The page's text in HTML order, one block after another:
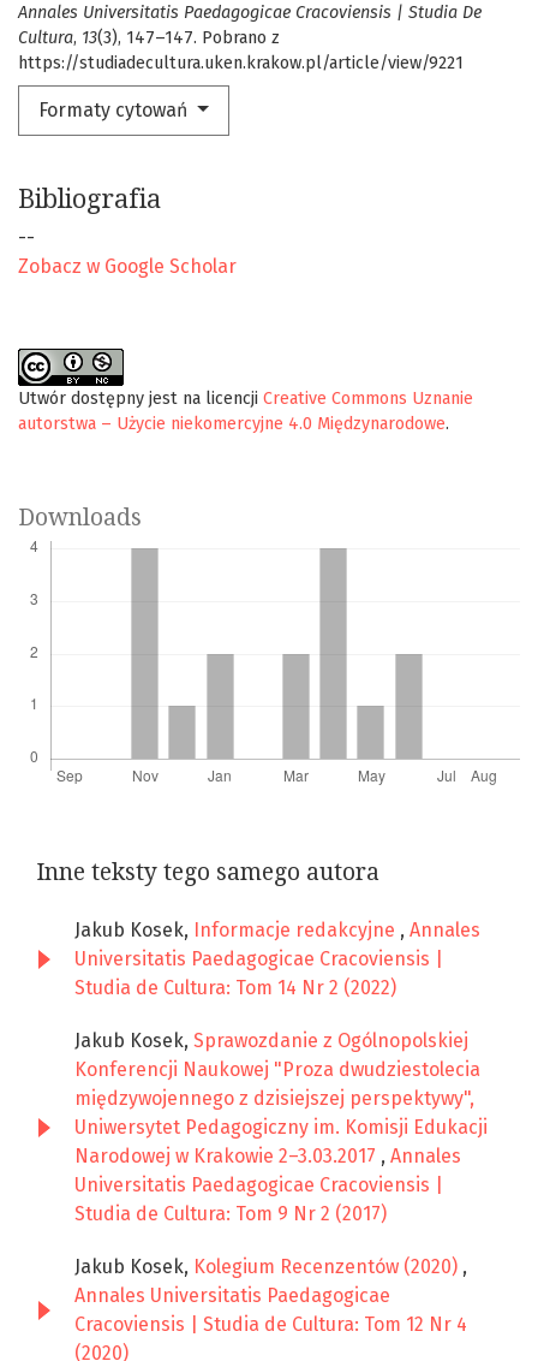
Annales Universitatis Paedagogicae Cracoviensis | Studia De
Cultura, 13(3), 147–147. Pobrano z
https://studiadecultura.uken.krakow.pl/article/view/9221
Formaty cytowań
Bibliografia
--
Zobacz w Google Scholar
Utwór dostępny jest na licencji Creative Commons Uznanie
autorstwa – Użycie niekomercyjne 4.0 Międzynarodowe.
Downloads
Inne teksty tego samego autora
Jakub Kosek, Informacje redakcyjne , Annales
Universitatis Paedagogicae Cracoviensis |
Studia de Cultura: Tom 14 Nr 2 (2022)
Jakub Kosek, Sprawozdanie z Ogólnopolskiej
Konferencji Naukowej "Proza dwudziestolecia
międzywojennego z dzisiejszej perspektywy",
Uniwersytet Pedagogiczny im. Komisji Edukacji
Narodowej w Krakowie 2–3.03.2017 , Annales
Universitatis Paedagogicae Cracoviensis |
Studia de Cultura: Tom 9 Nr 2 (2017)
Jakub Kosek, Kolegium Recenzentów (2020) ,
Annales Universitatis Paedagogicae
Cracoviensis | Studia de Cultura: Tom 12 Nr 4
(2020)